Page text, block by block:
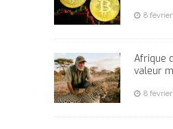
8
Afrique
valeur
8